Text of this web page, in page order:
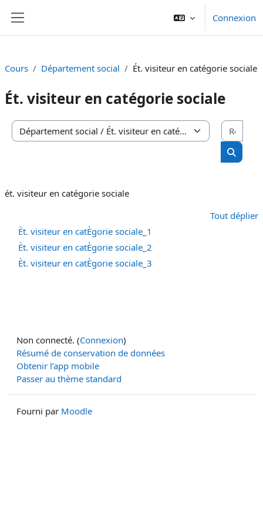
Connexion
Cours Département social Ét. visiteur en catégorie sociale
Ét. visiteur en catégorie sociale
Catégories de cours
ét. visiteur en catégorie sociale
Tout déplier
Èt. visiteur en catÈgorie sociale_1
Èt. visiteur en catÈgorie sociale_2
Èt. visiteur en catÈgorie sociale_3
Non connecté. (Connexion)
Résumé de conservation de données
Obtenir l’app mobile
Passer au thème standard
Fourni par Moodle